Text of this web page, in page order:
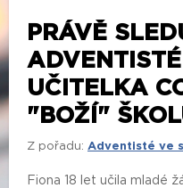
PRÁVĚ
ADVENTISTÉ
UČITELKA
"BOŽÍ"
Z pořadu: Adventisté ve
Fiona 18 let učila mladé